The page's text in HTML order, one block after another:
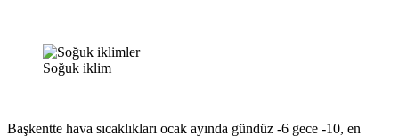
Soğuk iklim
Başkentte hava sıcaklıkları ocak ayında gündüz -6 gece -10, en